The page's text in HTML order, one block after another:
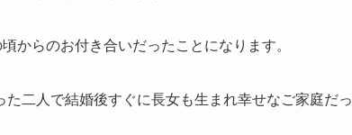
からのお付き合いだったことになります。
二人で結婚後すぐに長女も生まれ幸せなご家庭だっ